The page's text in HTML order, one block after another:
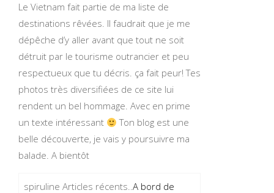
Le Vietnam fait partie de ma liste de
destinations rêvées. Il faudrait que je me
dépêche d’y aller avant que tout ne soit
détruit par le tourisme outrancier et peu
respectueux que tu décris. ça fait peur! Tes
photos très diversifiées de ce site lui
rendent un bel hommage. Avec en prime
un texte intéressant
Ton blog est une
belle découverte, je vais y poursuivre ma
balade. A bientôt
spiruline Articles récents..A bord de